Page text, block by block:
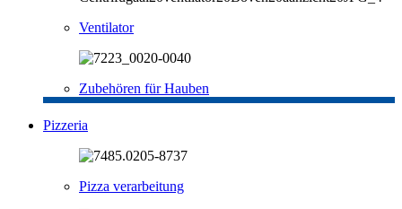
Ventilator
Zubehören für Hauben
Pizzeria
Pizza verarbeitung